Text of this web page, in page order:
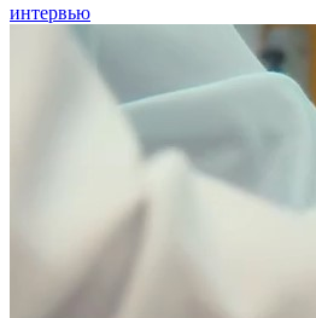
интервью